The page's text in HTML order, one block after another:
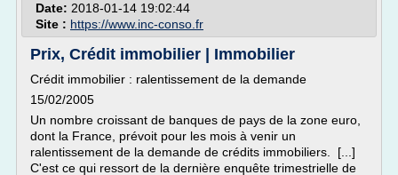
Date: 2018-01-14 19:02:44
Site : https://www.inc-conso.fr
Prix, Crédit immobilier | Immobilier
Crédit immobilier : ralentissement de la demande
15/02/2005
Un nombre croissant de banques de pays de la zone euro,
dont la France, prévoit pour les mois à venir un
ralentissement de la demande de crédits immobiliers. [...]
C'est ce qui ressort de la dernière enquête trimestrielle de